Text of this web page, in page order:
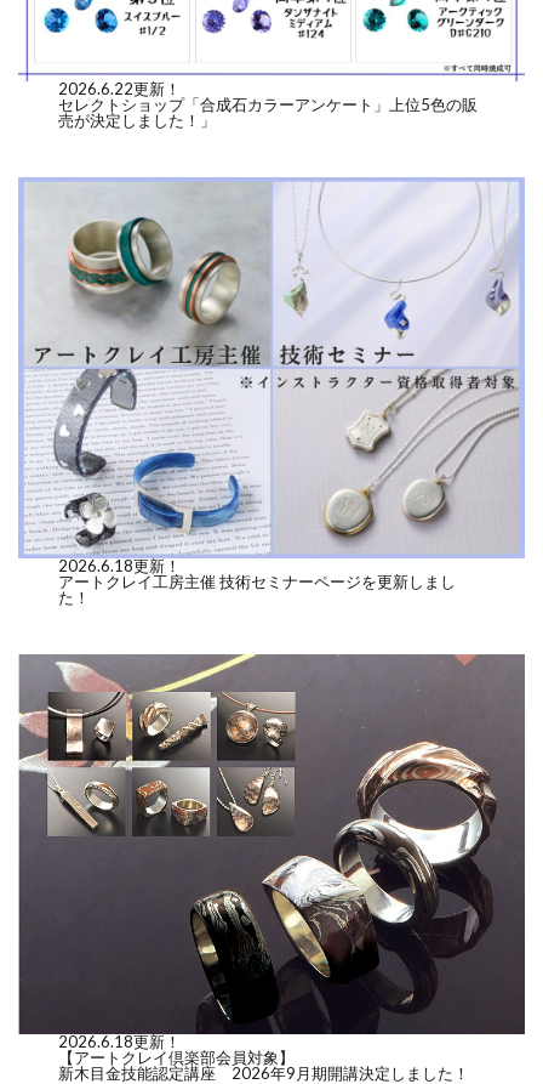
2026.6.22更新！
セレクトショップ「合成石カラーアンケート」上位5色の販
売が決定しました！」
2026.6.18更新！
アートクレイ工房主催 技術セミナーページを更新しまし
た！
2026.6.18更新！
【アートクレイ倶楽部会員対象】
新木目金技能認定講座 2026年9月期開講決定しました！